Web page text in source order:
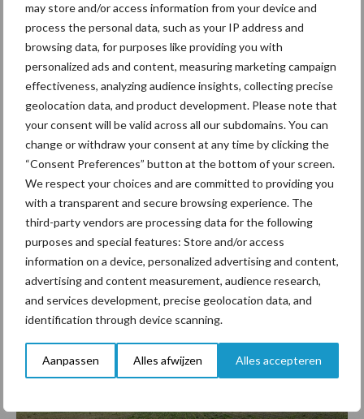
may store and/or access information from your device and
process the personal data, such as your IP address and
browsing data, for purposes like providing you with
personalized ads and content, measuring marketing campaign
effectiveness, analyzing audience insights, collecting precise
geolocation data, and product development. Please note that
your consent will be valid across all our subdomains. You can
change or withdraw your consent at any time by clicking the
“Consent Preferences” button at the bottom of your screen.
We respect your choices and are committed to providing you
with a transparent and secure browsing experience. The
third-party vendors are processing data for the following
purposes and special features: Store and/or access
information on a device, personalized advertising and content,
advertising and content measurement, audience research,
and services development, precise geolocation data, and
identification through device scanning.
Aanpassen Alles afwijzen Alles accepteren
Haagwinde bestrijding
Voer de eerste bespuiting uit als de haagwinde gemiddeld 20-25
cm lang is en voeg 0,7 liter Kart toe. De tweede bespuiting met
0,5 L Kart moet er vervolgens niet te snel achter aan, zorg dat er
± 2,5 weken tussen zit.
Distelbestrijding in mais
Voor distelbestrijding zijn er twee opties.
Voeg 1 Liter Lontrel toe aan de maismix. Extra olie toevoegen
is niet nodig
Voer een nabespuiting uit met 1,2 L Lontrel + 1 L Olie als de
distels hersteld zijn van de hoofdbespuiting.